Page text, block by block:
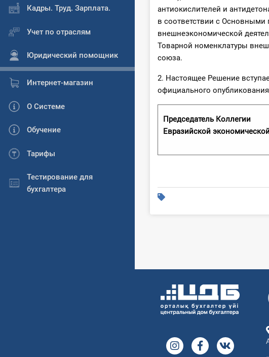
Кадры. Труд. Зарплата.
Учет по отраслям
Юридический помощник
Интернет-магазин
О Системе
Обучение
Тарифы
Тестирование для
бухгалтера
антиокислителей и
в соответствии с Основными
внешнеэкономической
Товарной номенклатуры
союза.
2. Настоящее Решение
официального
Председатель Коллегии
Евразийской